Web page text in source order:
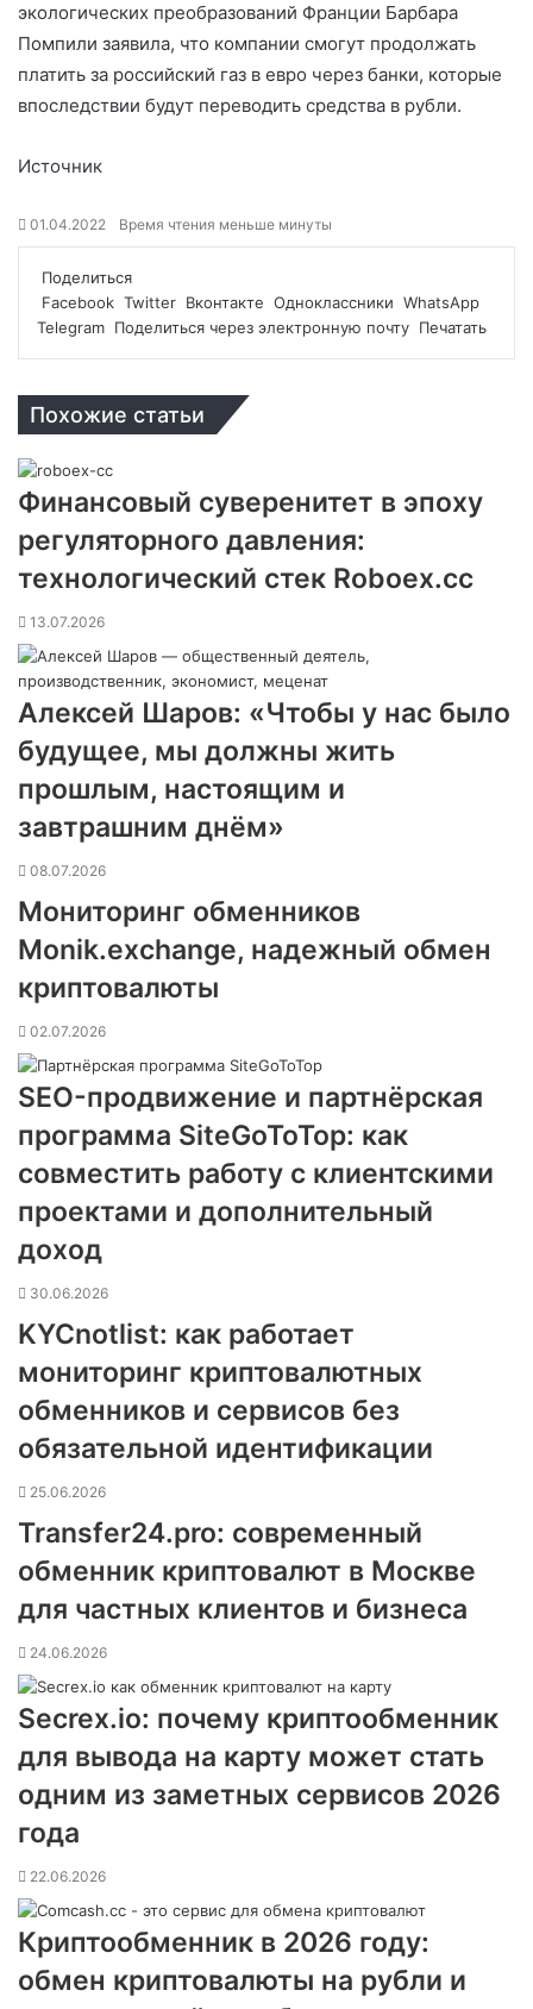
экологических преобразований Франции Барбара
Помпили заявила, что компании смогут продолжать
платить за российский газ в евро через банки, которые
впоследствии будут переводить средства в рубли.
Источник
01.04.2022 Время чтения меньше минуты
Поделиться
Facebook Twitter Вконтакте Одноклассники WhatsApp
Telegram Поделиться через электронную почту Печатать
Похожие статьи
Финансовый суверенитет в эпоху
регуляторного давления:
технологический стек Roboex.cc
13.07.2026
Алексей Шаров: «Чтобы у нас было
будущее, мы должны жить
прошлым, настоящим и
завтрашним днём»
08.07.2026
Мониторинг обменников
Monik.exchange, надежный обмен
криптовалюты
02.07.2026
SEO-продвижение и партнёрская
программа SiteGoToTop: как
совместить работу с клиентскими
проектами и дополнительный
доход
30.06.2026
KYCnotlist: как работает
мониторинг криптовалютных
обменников и сервисов без
обязательной идентификации
25.06.2026
Transfer24.pro: современный
обменник криптовалют в Москве
для частных клиентов и бизнеса
24.06.2026
Secrex.io: почему криптообменник
для вывода на карту может стать
одним из заметных сервисов 2026
года
22.06.2026
Криптообменник в 2026 году:
обмен криптовалюты на рубли и